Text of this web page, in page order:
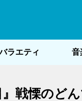
ラエティ 音
』戦慄のど